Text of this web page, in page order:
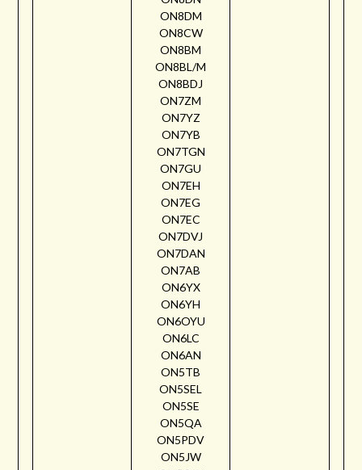
ON8DM
ON8CW
ON8BM
ON8BL/M
ON8BDJ
ON7ZM
ON7YZ
ON7YB
ON7TGN
ON7GU
ON7EH
ON7EG
ON7EC
ON7DVJ
ON7DAN
ON7AB
ON6YX
ON6YH
ON6OYU
ON6LC
ON6AN
ON5TB
ON5SEL
ON5SE
ON5QA
ON5PDV
ON5JW